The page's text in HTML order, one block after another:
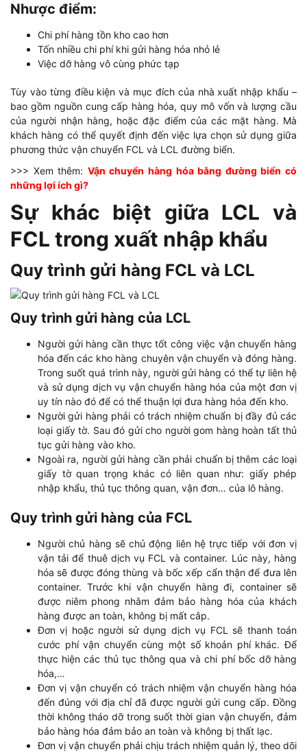
Nhược điểm:
Chi phí hàng tồn kho cao hơn
Tốn nhiều chi phí khi gửi hàng hóa nhỏ lẻ
Việc dỡ hàng vô cùng phức tạp
Tùy vào từng điều kiện và mục đích của nhà xuất nhập khẩu –
bao gồm nguồn cung cấp hàng hóa, quy mô vốn và lượng cầu
của người nhận hàng, hoặc đặc điểm của các mặt hàng. Mà
khách hàng có thể quyết định đến việc lựa chọn sử dụng giữa
phương thức vận chuyển FCL và LCL đường biển.
>>> Xem thêm: Vận chuyển hàng hóa bằng đường biển có
những lợi ích gì?
Sự khác biệt giữa LCL và
FCL trong xuất nhập khẩu
Quy trình gửi hàng FCL và LCL
Quy trình gửi hàng của LCL
Người gửi hàng cần thực tốt công việc vận chuyển hàng
hóa đến các kho hàng chuyên vận chuyển và đóng hàng.
Trong suốt quá trình này, người gửi hàng có thể tự liên hệ
và sử dụng dịch vụ vận chuyển hàng hóa của một đơn vị
uy tín nào đó để có thể thuận lợi đưa hàng hóa đến kho.
Người gửi hàng phải có trách nhiệm chuẩn bị đầy đủ các
loại giấy tờ. Sau đó gửi cho người gom hàng hoàn tất thủ
tục gửi hàng vào kho.
Ngoài ra, người gửi hàng cần phải chuẩn bị thêm các loại
giấy tờ quan trọng khác có liên quan như: giấy phép
nhập khẩu, thủ tục thông quan, vận đơn… của lô hàng.
Quy trình gửi hàng của FCL
Người chủ hàng sẽ chủ động liên hệ trực tiếp với đơn vị
vận tải để thuê dịch vụ FCL và container. Lúc này, hàng
hóa sẽ được đóng thùng và bốc xếp cẩn thận để đưa lên
container. Trước khi vận chuyển hàng đi, container sẽ
được niêm phong nhằm đảm bảo hàng hóa của khách
hàng được an toàn, không bị mất cắp.
Đơn vị hoặc người sử dụng dịch vụ FCL sẽ thanh toán
cước phí vận chuyển cùng một số khoản phí khác. Để
thực hiện các thủ tục thông qua và chi phí bốc dỡ hàng
hóa,…
Đơn vị vận chuyển có trách nhiệm vận chuyển hàng hóa
đến đúng với địa chỉ đã được người gửi cung cấp. Đồng
thời không tháo dỡ trong suốt thời gian vận chuyển, đảm
bảo hàng hóa đảm bảo an toàn và không bị thất lạc.
Đơn vị vận chuyển phải chịu trách nhiệm quản lý, theo dõi